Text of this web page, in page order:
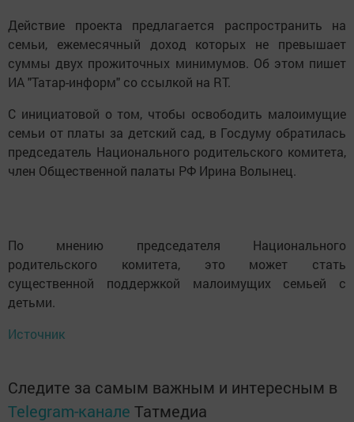
Действие проекта предлагается распространить на
семьи, ежемесячный доход которых не превышает
суммы двух прожиточных минимумов. Об этом пишет
ИА "Татар-информ" со ссылкой на RT.
С инициатовой о том, чтобы освободить малоимущие
семьи от платы за детский сад, в Госдуму обратилась
председатель Национального родительского комитета,
член Общественной палаты РФ Ирина Волынец.
По мнению председателя Национального
родительского комитета, это может стать
существенной поддержкой малоимущих семьей с
детьми.
Источник
Следите за самым важным и интересным в
Telegram-канале Татмедиа